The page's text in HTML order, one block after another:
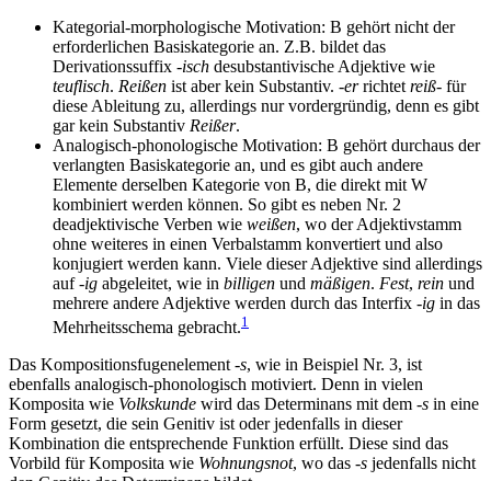
Kategorial-morphologische Motivation: B gehört nicht der
erforderlichen Basiskategorie an. Z.B. bildet das
Derivationssuffix -isch desubstantivische Adjektive wie
teuflisch. Reißen ist aber kein Substantiv. -errichtet reiß- für
diese Ableitung zu, allerdings nur vordergründig, denn es gibt
gar kein Substantiv Reißer.
Analogisch-phonologische Motivation: B gehört durchaus der
verlangten Basiskategorie an, und es gibt auch andere
Elemente derselben Kategorie von B, die direkt mit W
kombiniert werden können. So gibt es neben Nr. 2
deadjektivische Verben wie weißen, wo der Adjektivstamm
ohne weiteres in einen Verbalstamm konvertiert und also
konjugiert werden kann. Viele dieser Adjektive sind allerdings
auf-ig abgeleitet, wie in billigen und mäßigen. Fest, rein und
mehrere andere Adjektive werden durch das Interfix -ig in das
Mehrheitsschema gebracht.1
Das Kompositionsfugenelement -s, wie in Beispiel Nr. 3, ist
ebenfalls analogisch-phonologisch motiviert. Denn in vielen
Komposita wie Volkskunde wird das Determinans mit dem -s in eine
Form gesetzt, die sein Genitiv ist oder jedenfalls in dieser
Kombination die entsprechende Funktion erfüllt. Diese sind das
Vorbild für Komposita wie Wohnungsnot, wo das -s jedenfalls nicht